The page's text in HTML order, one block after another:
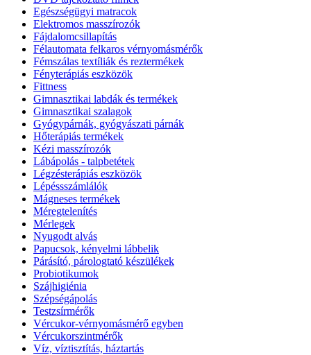
Egészségügyi matracok
Elektromos masszírozók
Fájdalomcsillapítás
Félautomata felkaros vérnyomásmérők
Fémszálas textíliák és reztermékek
Fényterápiás eszközök
Fittness
Gimnasztikai labdák és termékek
Gimnasztikai szalagok
Gyógypárnák, gyógyászati párnák
Hőterápiás termékek
Kézi masszírozók
Lábápolás - talpbetétek
Légzésterápiás eszközök
Lépéssszámlálók
Mágneses termékek
Méregtelenítés
Mérlegek
Nyugodt alvás
Papucsok, kényelmi lábbelik
Párásító, párologtató készülékek
Probiotikumok
Szájhigiénia
Szépségápolás
Testzsírmérők
Vércukor-vérnyomásmérő egyben
Vércukorszintmérők
Víz, víztisztítás, háztartás